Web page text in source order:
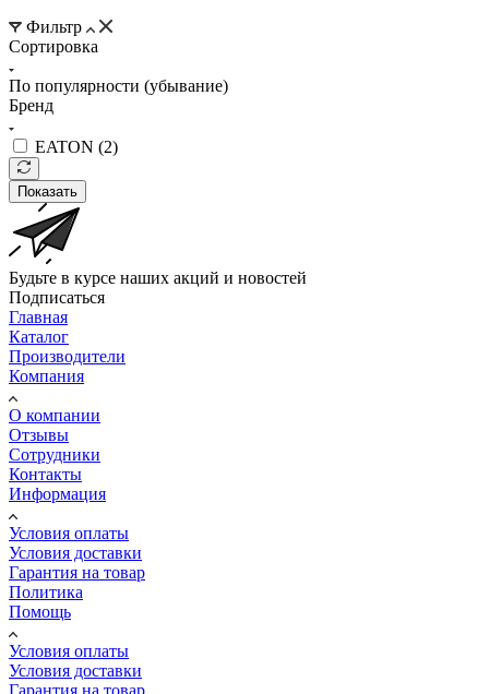
Фильтр
Сортировка
По популярности (убывание)
Бренд
EATON (2)
Показать
Будьте в курсе наших акций и новостей
Подписаться
Главная
Каталог
Производители
Компания
О компании
Отзывы
Сотрудники
Контакты
Информация
Условия оплаты
Условия доставки
Гарантия на товар
Политика
Помощь
Условия оплаты
Условия доставки
Гарантия на товар